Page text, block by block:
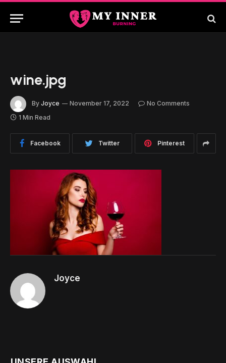
wine.jpg
By Joyce November 17, 2022
No Comments
1 Min Read
Facebook Twitter Pinterest
Joyce